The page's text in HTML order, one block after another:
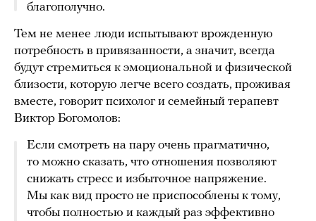
благополучно.
Тем не менее люди испытывают врожденную
потребность в привязанности, а значит, всегда
будут стремиться к эмоциональной и физической
близости, которую легче всего создать, проживая
вместе, говорит психолог и семейный терапевт
Виктор Богомолов:
Если смотреть на пару очень прагматично,
то можно сказать, что отношения позволяют
снижать стресс и избыточное напряжение.
Мы как вид просто не приспособлены к тому,
чтобы полностью и каждый раз эффективно